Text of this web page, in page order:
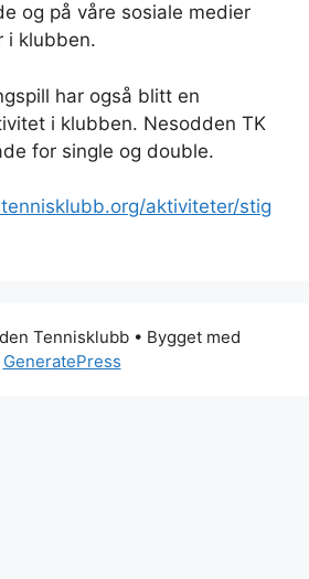
og på våre sosiale medier
i klubben.
har også blitt en
i klubben. Nesodden TK
for single og double.
aktiviteter/stig
Tennisklubb• Bygget med
GeneratePress